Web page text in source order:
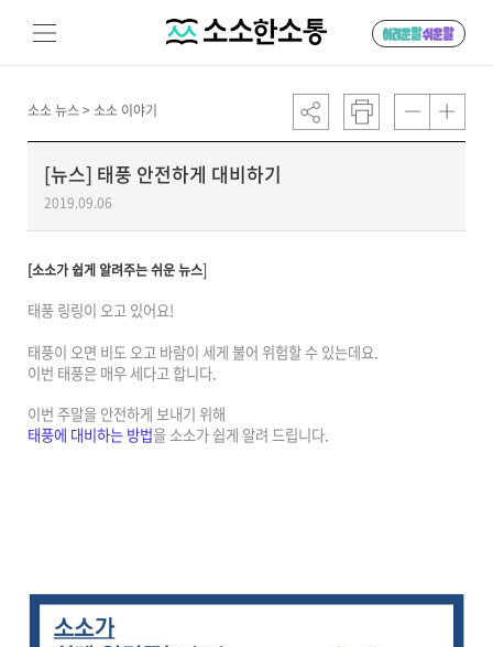
소소 뉴스 > 소소 이야기
[뉴스] 태풍 안전하게 대비하기
2019.09.06
[소소가 쉽게 알려주는 쉬운 뉴스​]
태풍 링링이 오고 있어요!
태풍이 오면 비도 오고 바람이 세게 불어 위험할 수 있는데요.
이번 태풍은 매우 세다고 합니다.
이번 주말을 안전하게 보내기 위해
태풍에 대비하는 방법을소소가 쉽게 알려 드립니다.